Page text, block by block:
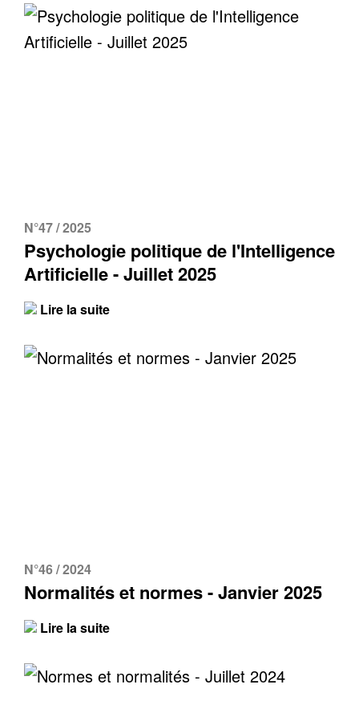
N°47 / 2025
Psychologie politique de l'Intelligence
Artificielle - Juillet 2025
Lire la suite
N°46 / 2024
Normalités et normes - Janvier 2025
Lire la suite